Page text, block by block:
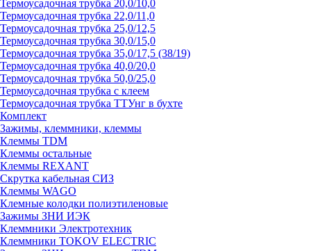
Термоусадочная трубка 20,0/10,0
Термоусадочная трубка 22,0/11,0
Термоусадочная трубка 25,0/12,5
Термоусадочная трубка 30,0/15,0
Термоусадочная трубка 35,0/17,5 (38/19)
Термоусадочная трубка 40,0/20,0
Термоусадочная трубка 50,0/25,0
Термоусадочная трубка с клеем
Термоусадочная трубка ТТУнг в бухте
Комплект
Зажимы, клеммники, клеммы
Клеммы TDM
Клеммы остальные
Клеммы REXANT
Скрутка кабельная СИЗ
Клеммы WAGO
Клемные колодки полиэтиленовые
Зажимы ЗНИ ИЭК
Клеммники Электротехник
Клеммники TOKOV ELECTRIC